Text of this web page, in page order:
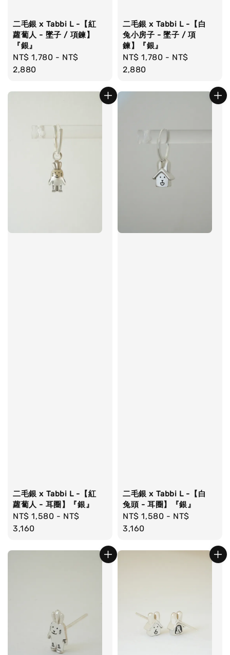
二毛銀 x Tabbi L -【紅
蘿蔔人 - 墜子 / 項鍊】
『銀』
Regular
price
NT$ 1,780 - NT$
2,880
二毛銀 x Tabbi L -【白
兔小房子 - 墜子 / 項
鍊】『銀』
Regular
price
NT$ 1,780 - NT$
2,880
二毛銀 x Tabbi L -【紅
蘿蔔人 - 耳圈】『銀』
Regular
price
NT$ 1,580 - NT$
3,160
二毛銀 x Tabbi L -【白
兔頭 - 耳圈】『銀』
Regular
price
NT$ 1,580 - NT$
3,160